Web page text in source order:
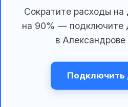
Сократите расходы на
на 90% — подключите
в Александрове
Подключить